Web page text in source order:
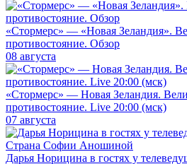
«Стормерс» — «Новая Зеландия».
противостояние. Обзор
08 августа
«Стормерс» — Новая Зеландия.
противостояние. Live 20:00 (мск)
07 августа
Дарья Норицина в гостях у